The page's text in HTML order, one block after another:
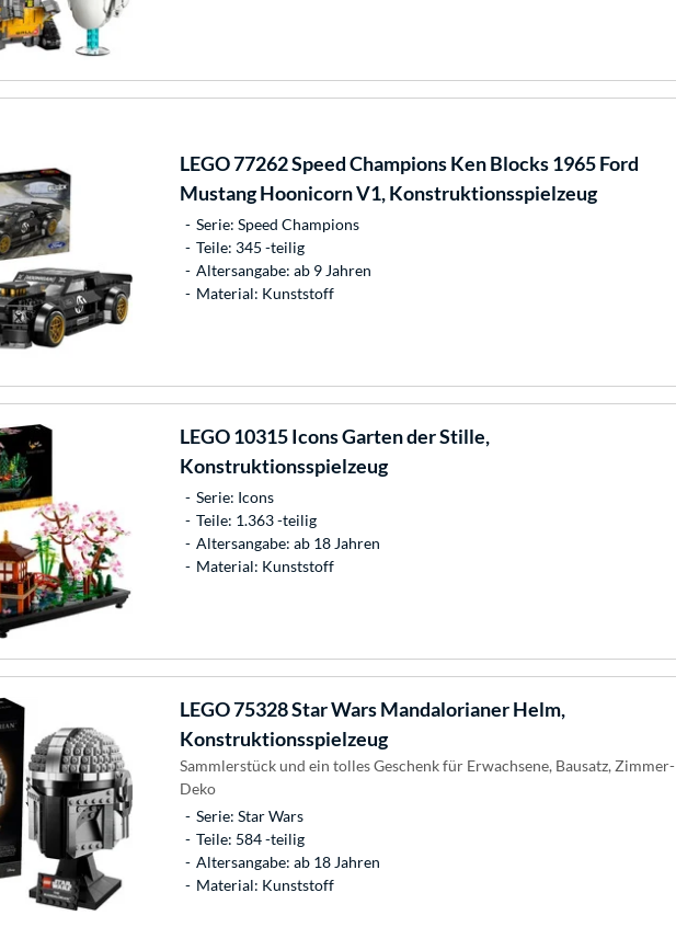
LEGO77262 Speed Champions Ken Blocks 1965 Ford
Mustang Hoonicorn V1, Konstruktionsspielzeug
Serie: Speed Champions
Teile: 345 -teilig
Altersangabe: ab 9 Jahren
Material: Kunststoff
LEGO10315 Icons Garten der Stille,
Konstruktionsspielzeug
Serie: Icons
Teile: 1.363 -teilig
Altersangabe: ab 18 Jahren
Material: Kunststoff
LEGO75328 Star Wars Mandalorianer Helm,
Konstruktionsspielzeug
Sammlerstück und ein tolles Geschenk für Erwachsene, Bausatz, Zimmer-
Deko
Serie: Star Wars
Teile: 584 -teilig
Altersangabe: ab 18 Jahren
Material: Kunststoff